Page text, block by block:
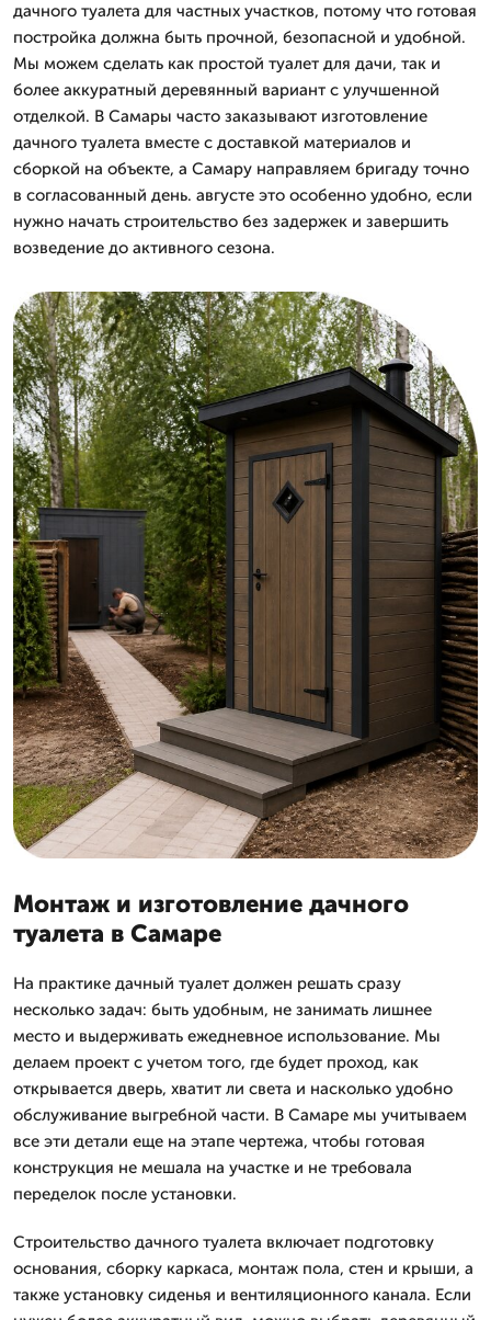
дачного туалета для частных участков, потому что готовая
постройка должна быть прочной, безопасной и удобной.
Мы можем сделать как простой туалет для дачи, так и
более аккуратный деревянный вариант с улучшенной
отделкой. В Самары часто заказывают изготовление
дачного туалета вместе с доставкой материалов и
сборкой на объекте, а Самару направляем бригаду точно
в согласованный день. августе это особенно удобно, если
нужно начать строительство без задержек и завершить
возведение до активного сезона.
Монтаж и изготовление дачного
туалета в Самаре
На практике дачный туалет должен решать сразу
несколько задач: быть удобным, не занимать лишнее
место и выдерживать ежедневное использование. Мы
делаем проект с учетом того, где будет проход, как
открывается дверь, хватит ли света и насколько удобно
обслуживание выгребной части. В Самаре мы учитываем
все эти детали еще на этапе чертежа, чтобы готовая
конструкция не мешала на участке и не требовала
переделок после установки.
Строительство дачного туалета включает подготовку
основания, сборку каркаса, монтаж пола, стен и крыши, а
также установку сиденья и вентиляционного канала. Если